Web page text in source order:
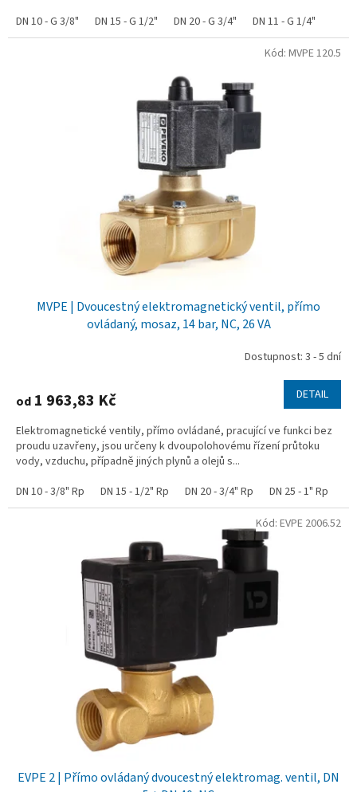
DN 10 - G 3/8"
DN 15 - G 1/2" DN 20 - G 3/4" DN 11 - G 1/4"
MVPE | Dvoucestný elektromagnetický ventil, přímo
ovládaný, mosaz, 14 bar, NC, 26 VA
Dostupnost: 3 - 5 dní
od 1 963,83 Kč DETAIL
Elektromagnetické ventily, přímo ovládané, pracující ve funkci bez
proudu uzavřeny, jsou určeny k dvoupolohovému řízení průtoku
vody, vzduchu, případně jiných plynů a olejů s...
DN 10 - 3/8" Rp
DN 15 - 1/2" Rp DN 20 - 3/4" Rp DN 25 - 1" Rp
Kód: MVPE 120.5
EVPE 2 | Přímo ovládaný dvoucestný elektromag. ventil, DN
Kód: EVPE 2006.52